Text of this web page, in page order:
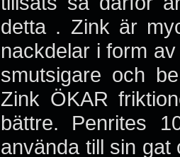
detta . Zink är
nackdelar i form
smutsigare och
Zink ÖKAR
bättre. Penrites
använda till sin gat